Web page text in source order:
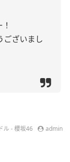
ございまし
ル - 櫻坂46 admin